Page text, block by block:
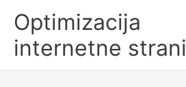
content
Optimizacija
internetne strani